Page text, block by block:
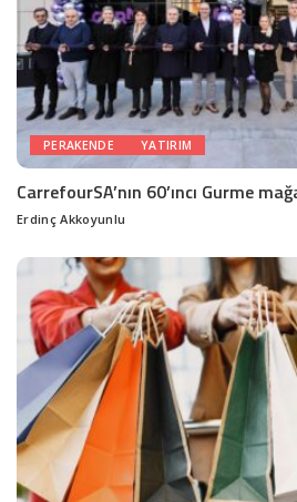
PERAKENDE YATIRIM
CarrefourSA’nın 60’ıncı Gurme
Posted
Erdinç Akkoyunlu